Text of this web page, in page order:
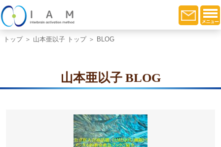
トップ＞ 山本亜以子 トップ＞ BLOG
山本亜以子 BLOG